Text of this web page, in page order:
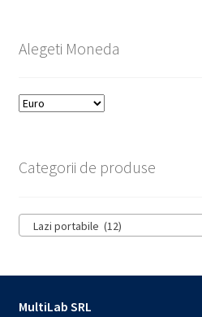
Alegeti Moneda
Categorii de produse
Lazi portabile (12)
MultiLab SRL